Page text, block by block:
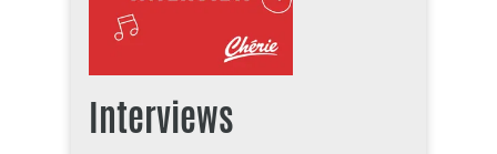
Interviews